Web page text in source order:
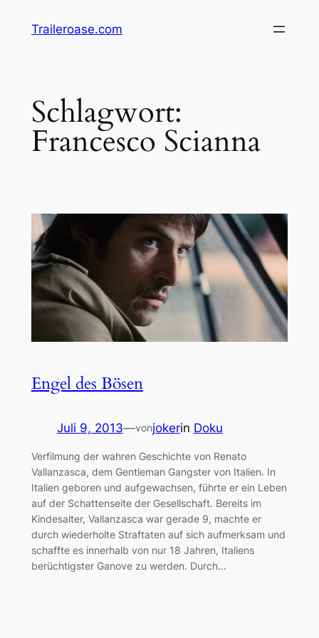
InhaltTraileroase.com
Schlagwort:
Francesco Scianna
Engel des Bösen
Juli 9, 2013—vonjokerin Doku
Verfilmung der wahren Geschichte von Renato
Vallanzasca, dem Gentleman Gangster von Italien. In
Italien geboren und aufgewachsen, führte er ein Leben
auf der Schattenseite der Gesellschaft. Bereits im
Kindesalter, Vallanzasca war gerade 9, machte er
durch wiederholte Straftaten auf sich aufmerksam und
schaffte es innerhalb von nur 18 Jahren, Italiens
berüchtigster Ganove zu werden. Durch…